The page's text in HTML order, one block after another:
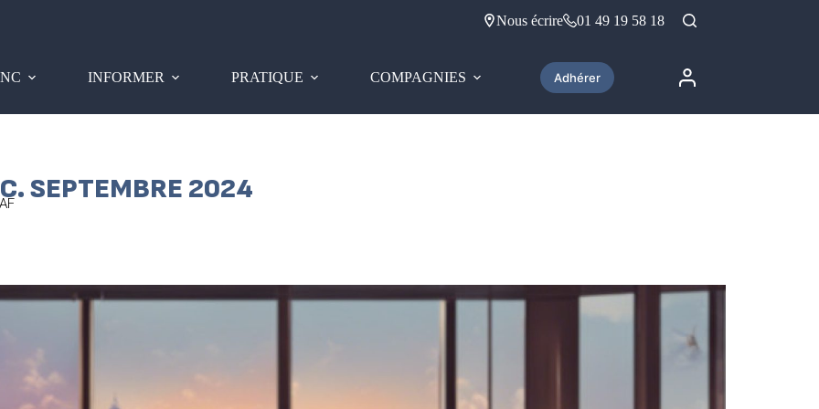
Nous écrire 01 49 19 58 18
INFORMER PRATIQUE COMPAGNIES Adhérer
SEPTEMBRE 2024